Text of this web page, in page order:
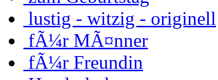
lustig - witzig - originell
fÃ¼r MÃ¤nner
fÃ¼r Freundin